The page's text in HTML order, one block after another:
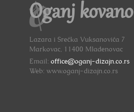
Oganj
Lazara i Srećka Vuksanovića 7
Markovac, 11400 Mladenovac
Email: office@oganj-dizajn.co.rs
Web: www.oganj-dizajn.co.rs